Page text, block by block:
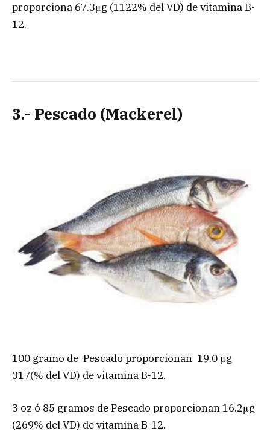
proporciona 67.3μg (1122% del VD) de vitamina B-
12.
3.- Pescado (Mackerel)
100 gramo de Pescado proporcionan 19.0 μg
317(% del VD) de vitamina B-12.
3 oz ó 85 gramos de Pescado proporcionan 16.2μg
(269% del VD) de vitamina B-12.